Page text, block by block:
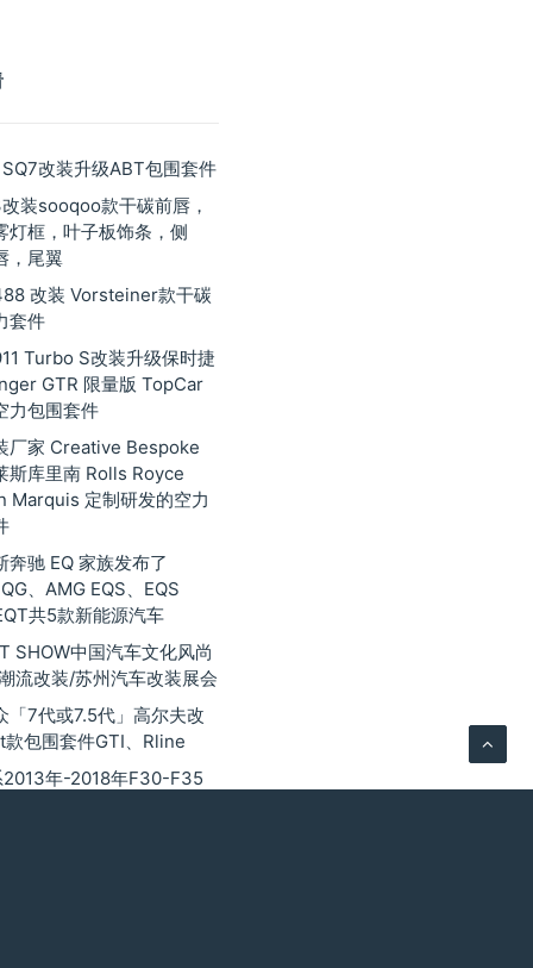
改装升级ABT包围套件
装sooqoo款干碳前唇，
灯框，叶子板饰条，侧
，尾翼
改装 Vorsteiner款干碳
套件
Turbo S改装升级保时捷
GTR 限量版 TopCar
力包围套件
厂家 Creative Bespoke
斯库里南 Rolls Royce
Marquis 定制研发的空力
奔驰 EQ 家族发布了
、AMG EQS、EQS
共5款新能源汽车
SHOW中国汽车文化风尚
流改装/苏州汽车改装展会
「7代或7.5代」高尔夫改
包围套件GTI、Rline
年-2018年F30-F35